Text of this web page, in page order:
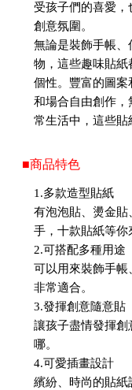
受孩子們的喜愛
創意氛圍。
無論是裝飾手帳、
物，這些趣味貼
個性。豐富的圖
和場合自由創作，
常生活中，這些貼
■商品特色
1.多款造型貼紙
有泡泡貼、燙金
手，十款貼紙等你
2.可搭配多種用途
可以用來裝飾手
非常適合。
3.發揮創意隨意貼
讓孩子盡情發揮
哪。
4.可愛插畫設計
繽紛、時尚的貼紙